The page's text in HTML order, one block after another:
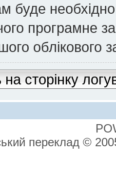
буде
програмне
облікового
сторінку
переклад ©